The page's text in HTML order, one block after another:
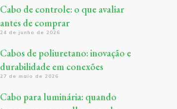
Cabo de controle: o que avaliar
antes de comprar
24 de junho de 2026
Cabos de poliuretano: inovação e
durabilidade em conexões
27 de maio de 2026
Cabo para luminária: quando